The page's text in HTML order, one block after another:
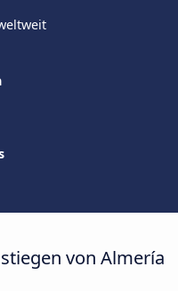
von Almería